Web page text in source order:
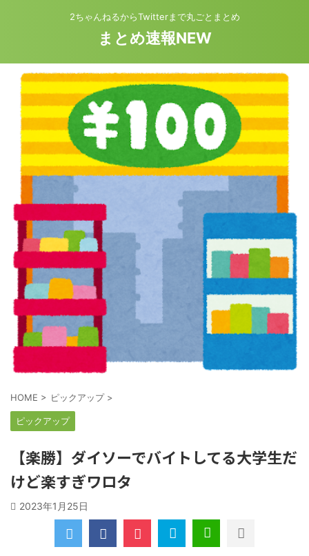
2ちゃんねるからTwitterまで丸ごとまとめ
まとめ速報NEW
HOME > ピックアップ >
ピックアップ
【楽勝】ダイソーでバイトしてる大学生だ
けど楽すぎワロタ
2023年1月25日